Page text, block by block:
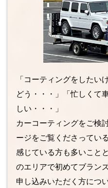
「コーティングをしたい
どう・・・」「忙しくて
しい・・・」
カーコーティングをご検
ージをご覧くださってい
感じている方も多いこと
のエリアで初めてブラン
申し込みいただく方につ